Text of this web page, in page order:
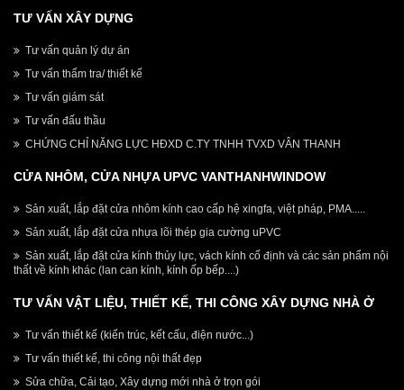
TƯ VẤN XÂY DỰNG
Tư vấn quản lý dự án
Tư vấn thẩm tra/ thiết kế
Tư vấn giám sát
Tư vấn đấu thầu
CHỨNG CHỈ NĂNG LỰC HĐXD C.TY TNHH TVXD VÂN THANH
CỬA NHÔM, CỬA NHỰA UPVC VANTHANHWINDOW
Sản xuất, lắp đặt cửa nhôm kính cao cấp hệ xingfa, việt pháp, PMA.....
Sản xuất, lắp đặt cửa nhựa lõi thép gia cường uPVC
Sản xuất, lắp đặt cửa kính thủy lực, vách kính cố định và các sản phẩm nội
thất về kính khác (lan can kính, kính ốp bếp....)
TƯ VẤN VẬT LIỆU, THIẾT KẾ, THI CÔNG XÂY DỰNG NHÀ Ở
Tư vấn thiết kế (kiến trúc, kết cấu, điện nước...)
Tư vấn thiết kế, thi công nội thất đẹp
Sửa chữa, Cải tạo, Xây dựng mới nhà ở trọn gói